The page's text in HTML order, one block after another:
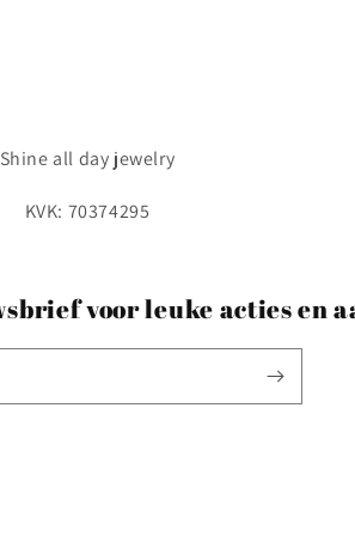
Shine all day jewelry
KVK: 70374295
voor leuke acties en